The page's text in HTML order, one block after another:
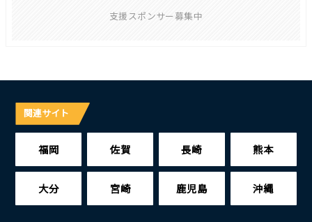
支援スポンサー募集中
関連サイト
福岡 佐賀 長崎 熊本
大分 宮崎 鹿児島 沖縄